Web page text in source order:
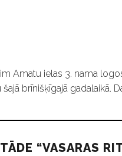
Amatu ielas 3. nama
brīnišķīgajā gadalaikā.
“VASARAS